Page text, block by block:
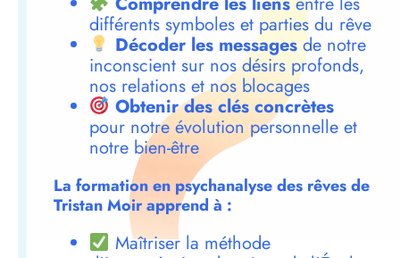
différents symboles et parties du rêve
Décoder les messagesde notre
inconscient sur nos désirs profonds,
nos relations et nos blocages
Obtenir des clés concrètes
pour notre évolution personnelle et
notre bien-être
La formation en psychanalyse des rêves de
Tristan Moir apprend à :
Maîtriser la méthode